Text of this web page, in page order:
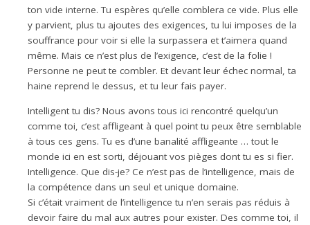
ton vide interne. Tu espères qu’elle comblera ce vide. Plus elle
y parvient, plus tu ajoutes des exigences, tu lui imposes de la
souffrance pour voir si elle la surpassera et t’aimera quand
même. Mais ce n’est plus de l’exigence, c’est de la folie !
Personne ne peut te combler. Et devant leur échec normal, ta
haine reprend le dessus, et tu leur fais payer.
Intelligent tu dis? Nous avons tous ici rencontré quelqu’un
comme toi, c’est affligeant à quel point tu peux être semblable
à tous ces gens. Tu es d’une banalité affligeante … tout le
monde ici en est sorti, déjouant vos pièges dont tu es si fier.
Intelligence. Que dis-je? Ce n’est pas de l’intelligence, mais de
la compétence dans un seul et unique domaine.
Si c’était vraiment de l’intelligence tu n’en serais pas réduis à
devoir faire du mal aux autres pour exister. Des comme toi, il